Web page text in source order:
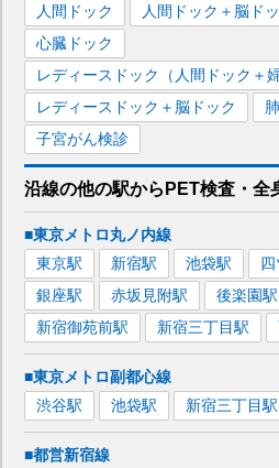
人間ドック
人間ドック＋脳ド
心臓ドック
レディースドック（人間ドック＋
レディースドック＋脳ドック
子宮がん検診
沿線の他の駅から PET検査・全
■東京メトロ丸ノ内線
東京駅 新宿駅 池袋駅
銀座駅 赤坂見附駅 後楽園駅
新宿御苑前駅 新宿三丁目駅
■東京メトロ副都心線
渋谷駅 池袋駅 新宿三丁目駅
■都営新宿線